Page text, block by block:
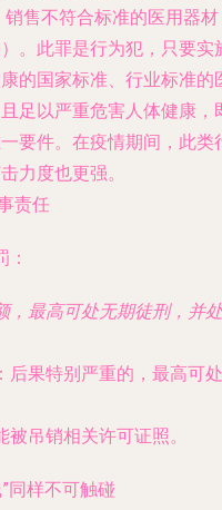
销售不符合标准的医用器材
。此罪是行为犯，只要实
的国家标准、行业标准的
足以严重危害人体健康，
要件。在疫情期间，此类
力度也更强。
责任
，最高可处无期徒刑，并处
：后果特别严重的，最高可处
吊销相关许可证照。
同样不可触碰